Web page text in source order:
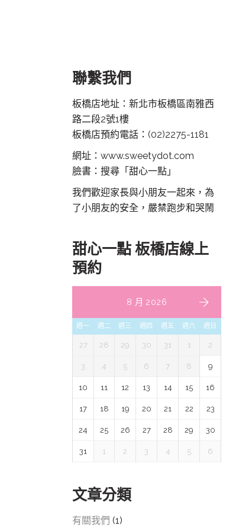
聯繫我們
板橋店地址：新北市板橋區南雅西
路二段2號1樓
板橋店預約電話： (02)2275-1181
網址：www.sweetydot.com
臉書：搜尋「甜心一點」
我們歡迎家長與小朋友一起來，為
了小朋友的安全，嚴禁跑步和哭鬧
甜心一點 板橋店線上
預約
8 月 2026
週一 週二 週三 週四 週五 週六 週日
27 28 29 30 31 1 2
3 4 5 6 7 8 9
10 11 12 13 14 15 16
17 18 19 20 21 22 23
24 25 26 27 28 29 30
31 1 2 3 4 5 6
文章分類
有關我們 (1)